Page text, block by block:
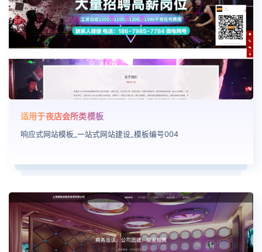
适用于夜店会所类模板
响应式网站模板_一站式网站建设_模板编号004